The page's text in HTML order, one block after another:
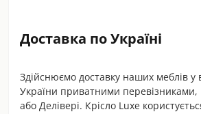
Доставка по Україні
Здійснюємо доставку наших меблів у
України приватними
або Делівері. Крісло Luxe